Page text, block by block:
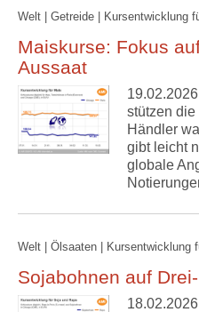
Welt | Getreide | Kursentwicklung
Maiskurse: Fokus
Aussaat
stützen
Händler
gibt leicht
globale
Welt | Ölsaaten | Kursentwicklung
Sojabohnen auf